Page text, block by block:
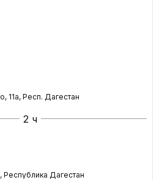
11а, Респ. Дагестан
2 ч
Республика Дагестан